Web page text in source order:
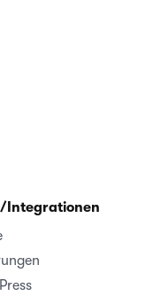
Integrationen